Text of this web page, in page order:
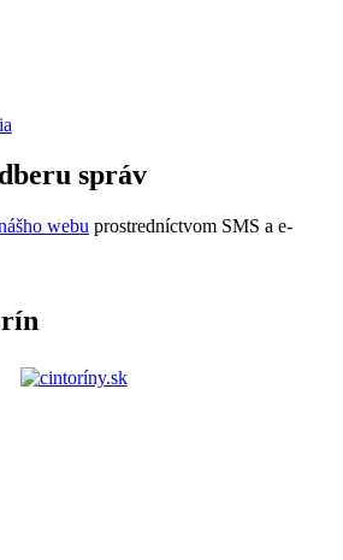
správ
webu prostredníctvom SMS a e-